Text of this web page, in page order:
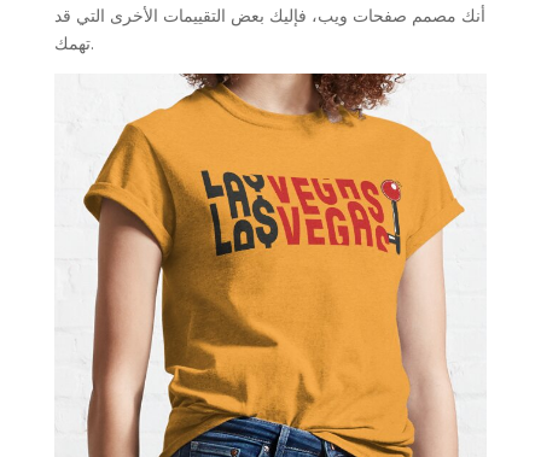
أنك مصمم صفحات ويب، فإليك بعض التقييمات الأخرى التي قد
تهمك.